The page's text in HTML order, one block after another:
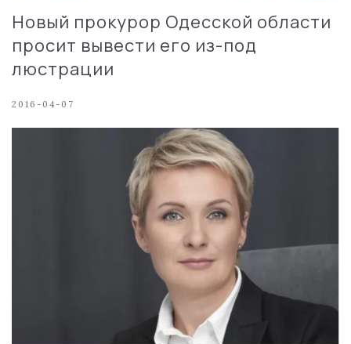
Новый прокурор Одесской области
просит вывести его из-под
люстрации
2016-04-07